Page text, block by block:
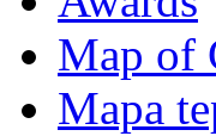
Map of
Mapa